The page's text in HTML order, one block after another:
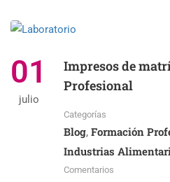
01
julio
Impresos de
Profesional
Categorías
Blog, Formación
Industrias
Comentarios